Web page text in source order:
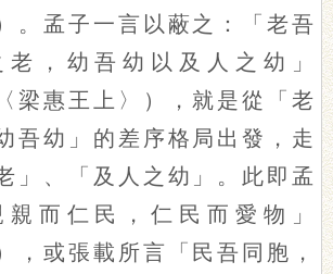
。孟子一言以蔽之：「老吾
，幼吾幼以及人之幼」
梁惠王上〉），就是從「老
吾幼」的差序格局出發，走
」、「及人之幼」。此即孟
而仁民，仁民而愛物」
，或張載所言「民吾同胞，